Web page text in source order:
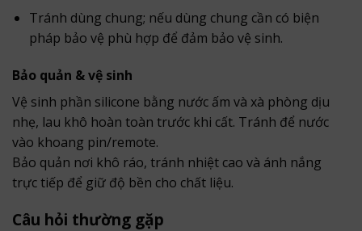
Tránh dùng chung; nếu dùng chung cần có biện
pháp bảo vệ phù hợp để đảm bảo vệ sinh.
Bảo quản & vệ sinh
Vệ sinh phần silicone bằng nước ấm và xà phòng dịu
nhẹ, lau khô hoàn toàn trước khi cất. Tránh để nước
vào khoang pin/remote.
Bảo quản nơi khô ráo, tránh nhiệt cao và ánh nắng
trực tiếp để giữ độ bền cho chất liệu.
Câu hỏi thường gặp